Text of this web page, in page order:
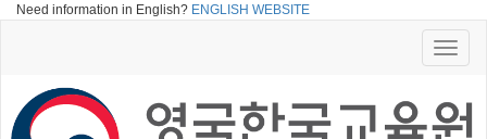
Need information in English? ENGLISH WEBSITE
Toggle